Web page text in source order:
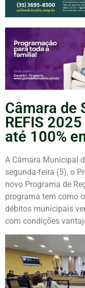
Câmara de
REFIS
até 100%
A Câmara Municipal
segunda-feira (5), o
novo Programa de
programa tem como
débitos municipais
com condições